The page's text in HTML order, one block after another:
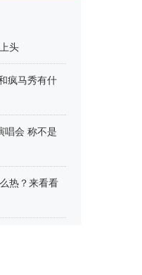
头
疯马秀有什
唱会 称不是
热？来看看